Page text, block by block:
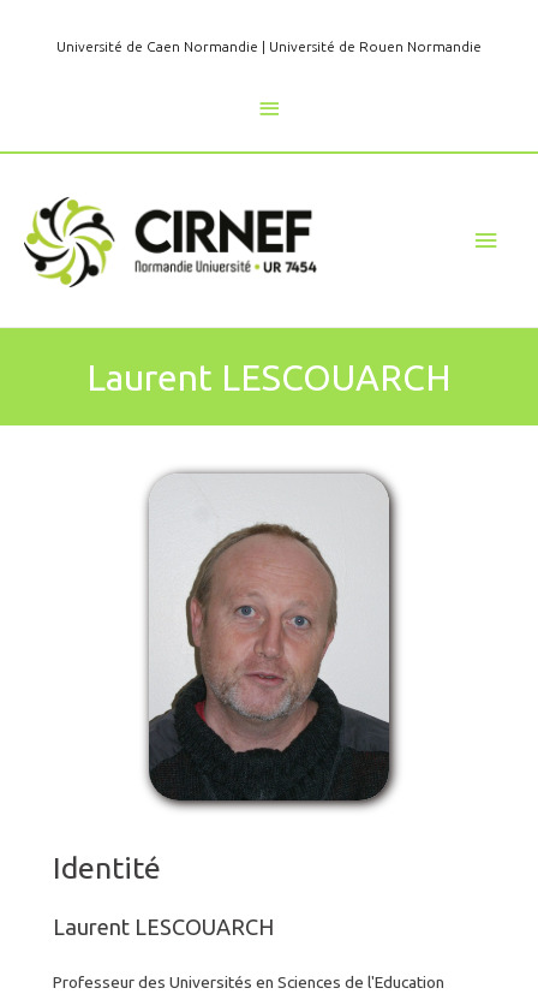
Université de Caen Normandie | Université de Rouen Normandie
Au
dessus
l'en-
Laurent LESCOUARCH
Identité
Laurent LESCOUARCH
Professeur des Universités en Sciences de l'Education